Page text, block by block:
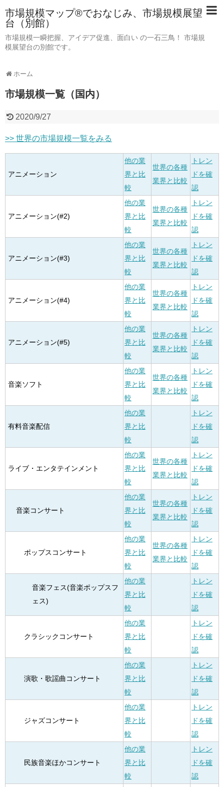
市場規模マップ®でおなじみ、市場規模展望
台（別館）
市場規模一瞬把握、アイデア促進、面白い の一石三鳥！ 市場規
模展望台の別館です。
ホーム
市場規模一覧（国内）
2020/9/27
>> 世界の市場規模一覧をみる
アニメーション
他の業
界と比
較
世界の各種
業界と比較
トレン
ドを確
認
アニメーション(#2)
他の業
界と比
較
世界の各種
業界と比較
トレン
ドを確
認
アニメーション(#3)
他の業
界と比
較
世界の各種
業界と比較
トレン
ドを確
認
アニメーション(#4)
他の業
界と比
較
世界の各種
業界と比較
トレン
ドを確
認
アニメーション(#5)
他の業
界と比
較
世界の各種
業界と比較
トレン
ドを確
認
音楽ソフト
他の業
界と比
較
世界の各種
業界と比較
トレン
ドを確
認
有料音楽配信
他の業
界と比
較
トレン
ドを確
認
ライブ・エンタテインメント
他の業
界と比
較
世界の各種
業界と比較
トレン
ドを確
認
音楽コンサート
他の業
界と比
較
世界の各種
業界と比較
トレン
ドを確
認
ポップスコンサート
他の業
界と比
較
世界の各種
業界と比較
トレン
ドを確
認
音楽フェス(音楽ポップスフ
ェス)
他の業
界と比
較
トレン
ドを確
認
クラシックコンサート
他の業
界と比
較
トレン
ドを確
認
演歌・歌謡曲コンサート
他の業
界と比
較
トレン
ドを確
認
ジャズコンサート
他の業
界と比
較
トレン
ドを確
認
民族音楽ほかコンサート
他の業
界と比
較
トレン
ドを確
認